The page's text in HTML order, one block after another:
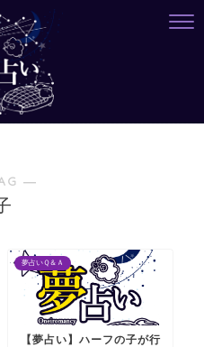
―
夢占いＱ＆Ａ
【夢占い】ハーフの子が行